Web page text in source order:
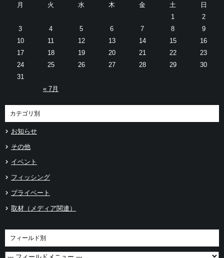
月
火 水 木 金 土 日
« 7月
1
2
3
4 5 6 7 8
9
10
11 12 13 14 15
16
17
18 19 20 21 22
23
24
25 26 27 28 29
30
31
カテゴリ別
お知らせ
その他
イベント
フィッシング
プライベート
取材（メディア関連）
フィールド別